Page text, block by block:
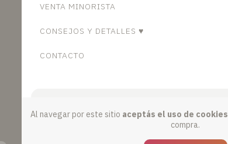
Al navegar por este sitio aceptás el uso de cookies
compra.
VENTA MINORISTA
CONSEJOS Y DETALLES ♥
CONTACTO